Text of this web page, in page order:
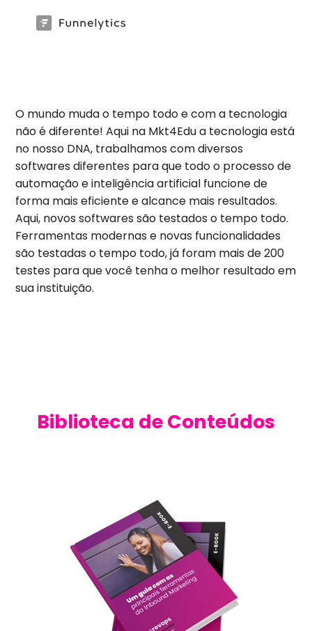
O mundo muda o tempo todo e com a tecnologia
não é diferente! Aqui na Mkt4Edu a tecnologia está
no nosso DNA, trabalhamos com diversos
softwares diferentes para que todo o processo de
automação e inteligência artificial funcione de
forma mais eficiente e alcance mais resultados.
Aqui, novos softwares são testados o tempo todo.
Ferramentas modernas e novas funcionalidades
são testadas o tempo todo, já foram mais de 200
testes para que você tenha o melhor resultado em
sua instituição.
Biblioteca de Conteúdos